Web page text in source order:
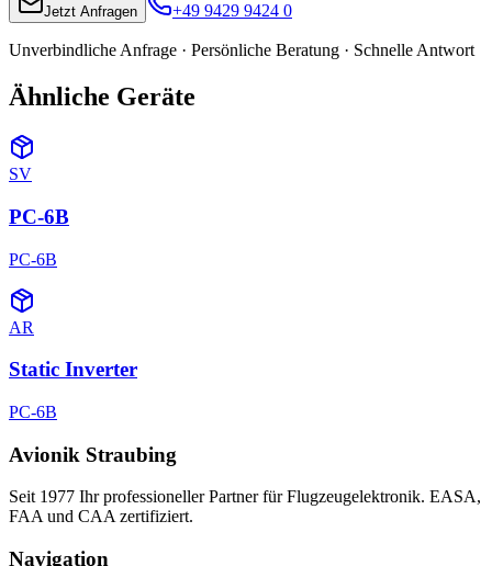
Jetzt Anfragen +49 9429 9424 0
Unverbindliche Anfrage · Persönliche Beratung · Schnelle Antwort
Ähnliche Geräte
SV
PC-6B
PC-6B
AR
Static Inverter
PC-6B
Avionik Straubing
Seit 1977 Ihr professioneller Partner für Flugzeugelektronik. EASA,
FAA und CAA zertifiziert.
Navigation